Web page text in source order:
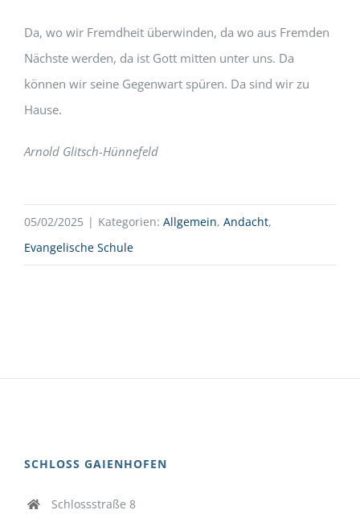
Da, wo wir Fremdheit überwinden, da wo aus Fremden
Nächste werden, da ist Gott mitten unter uns. Da
können wir seine Gegenwart spüren. Da sind wir zu
Hause.
Arnold Glitsch-Hünnefeld
05/02/2025 | Kategorien: Allgemein, Andacht,
Evangelische Schule
SCHLOSS GAIENHOFEN
Schlossstraße 8